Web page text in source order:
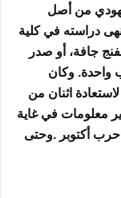
من أصل
في حي الأزهر عام 1928، وأنهى دراسته في كلية
عام 1948، قطعة أسفنج جافة، أو صدر
واحدة. وكان
اثنان من
معلومات في غاية
أكتوبر .وحتى